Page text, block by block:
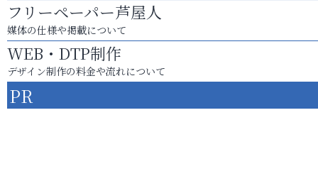
フリーペーパー芦屋人
媒体の仕様や掲載について
WEB・DTP制作
デザイン制作の料金や流れについて
PR